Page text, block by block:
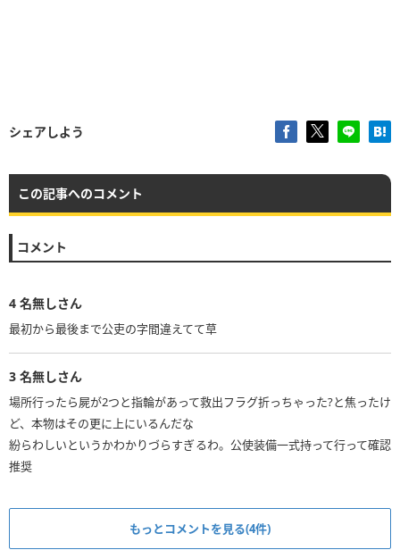
シェアしよう
この記事へのコメント
コメント
4 名無しさん
最初から最後まで公吏の字間違えてて草
3 名無しさん
場所行ったら屍が2つと指輪があって救出フラグ折っちゃった?と焦ったけ
ど、本物はその更に上にいるんだな
紛らわしいというかわかりづらすぎるわ。公使装備一式持って行って確認
推奨
もっとコメントを見る(4件)